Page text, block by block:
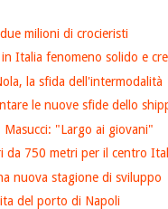
milioni di crocieristi
in Italia fenomeno solido e
la sfida dell'intermodalità
le nuove sfide dello
Masucci: "Largo ai giovani"
da 750 metri per il centro
nuova stagione di sviluppo
del porto di Napoli